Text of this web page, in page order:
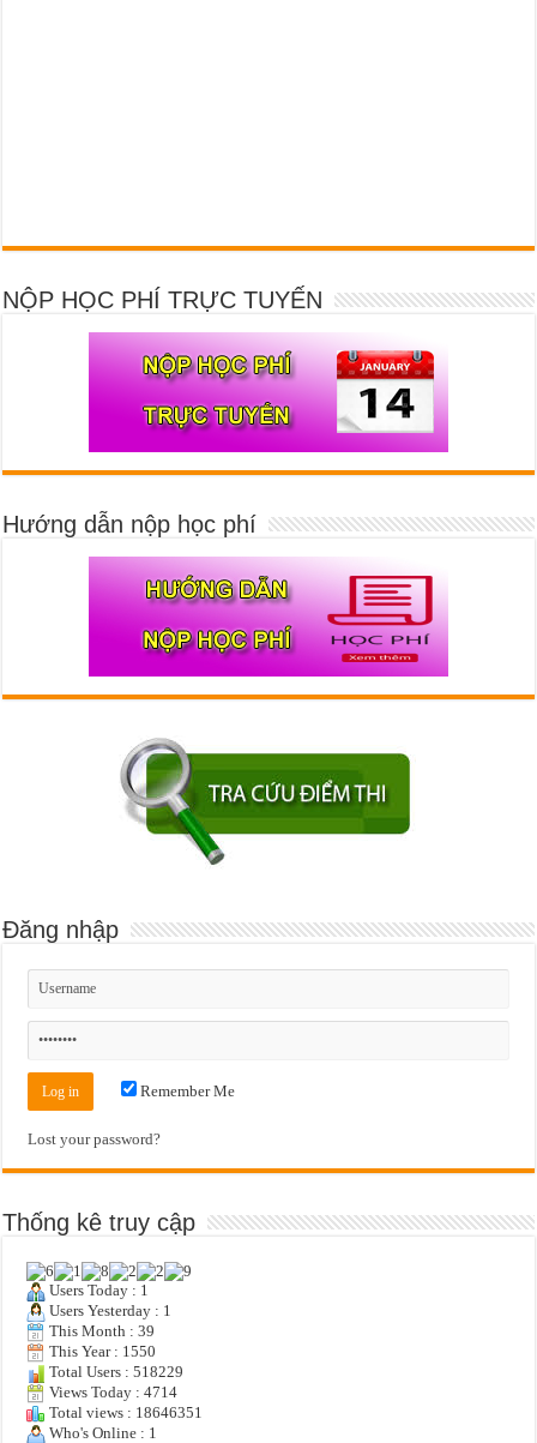
NỘP HỌC PHÍ TRỰC TUYẾN
Hướng dẫn nộp học phí
Đăng nhập
Remember Me
Lost your password?
Thống kê truy cập
Users Today : 1
Users Yesterday : 1
This Month : 39
This Year : 1550
Total Users : 518229
Views Today : 4714
Total views : 18646351
Who's Online : 1